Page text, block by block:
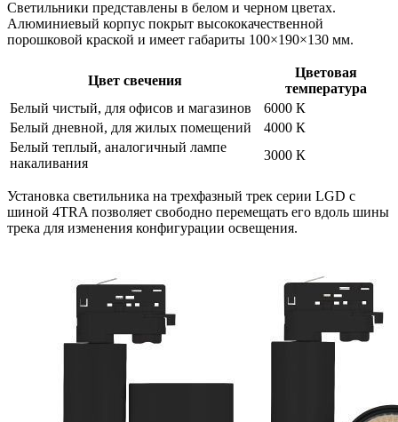
Светильники представлены в белом и черном цветах.
Алюминиевый корпус покрыт высококачественной
порошковой краской и имеет габариты 100×190×130 мм.
Цвет свечения
Цветовая
температура
Белый чистый, для офисов и магазинов
6000 К
Белый дневной, для жилых помещений
4000 К
Белый теплый, аналогичный лампе
накаливания
3000 К
Установка светильника на трехфазный трек серии LGD с
шиной 4TRA позволяет свободно перемещать его вдоль шины
трека для изменения конфигурации освещения.